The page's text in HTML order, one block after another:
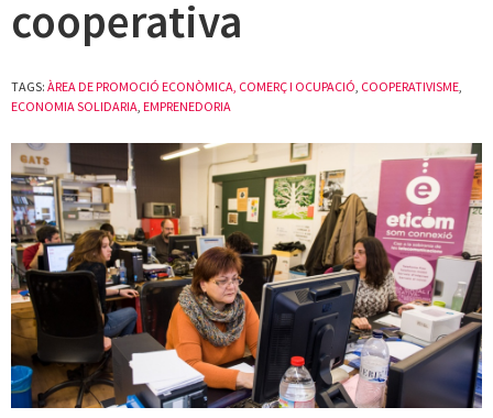
cooperativa
TAGS: ÀREA DE PROMOCIÓ ECONÒMICA, COMERÇ I OCUPACIÓ, COOPERATIVISME,
ECONOMIA SOLIDARIA, EMPRENEDORIA